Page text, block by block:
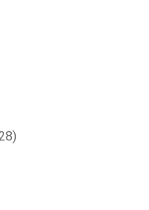
428
tuotetta